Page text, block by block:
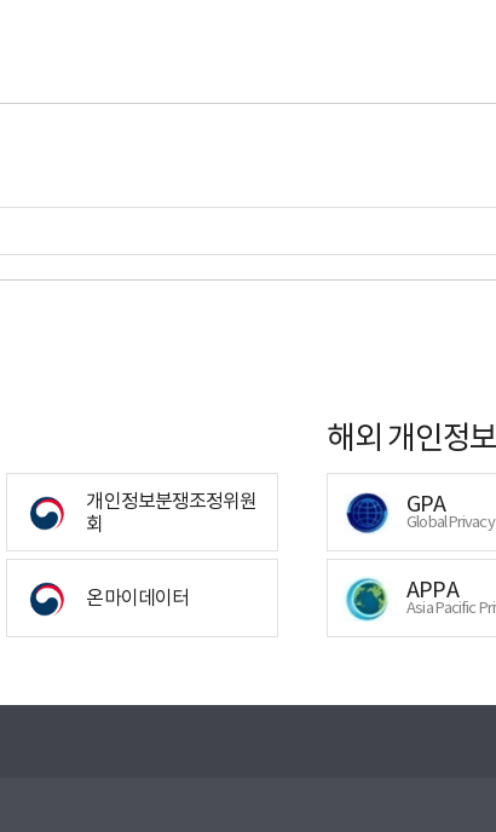
개인정보분쟁조정위원
회
온마이데이터
해외 개인정
GPA
Global
APPA
Asia Pacific